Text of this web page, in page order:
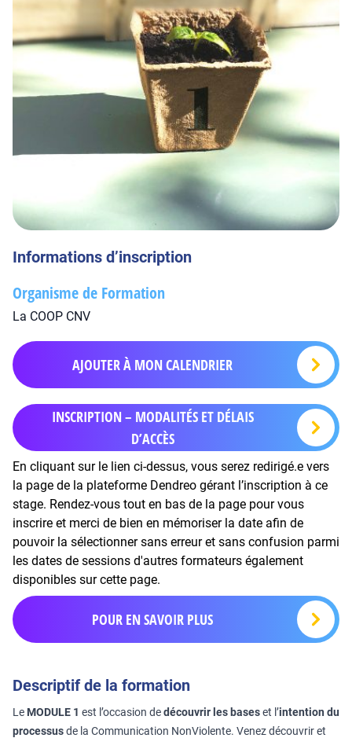
Informations d’inscription
Organisme de Formation
La COOP CNV
AJOUTER À MON CALENDRIER
INSCRIPTION – MODALITÉS ET DÉLAIS
D’ACCÈS
En cliquant sur le lien ci-dessus, vous serez redirigé.e vers
la page de la plateforme Dendreo gérant l’inscription à ce
stage. Rendez-vous tout en bas de la page pour vous
inscrire et merci de bien en mémoriser la date afin de
pouvoir la sélectionner sans erreur et sans confusion parmi
les dates de sessions d'autres formateurs également
disponibles sur cette page.
POUR EN SAVOIR PLUS
Descriptif de la formation
Le MODULE 1 est l’occasion dedécouvrir les baseset l’intention du
processusde la Communication NonViolente. Venez découvrir et